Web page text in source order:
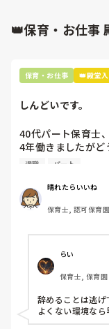
👑保育・お仕事
保育・お仕事 👑殿堂
しんどいです。
40代パート保育士
4年働きましたが
退職しようと思って
周りの職員は、勤
どです。
保護者子どもの愚
今で言う不適切
仕方ないよね
もう何も言わずに
子どもの言いなり
などいう意見で…
上の先生に相談す
退職 パート
晴れたらいいね
保育士, 認可保育園
らい
保育士, 保育園
辞めることは逃げ
よくない環境なら